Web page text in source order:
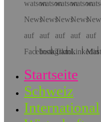
Startseite
Schweiz
International